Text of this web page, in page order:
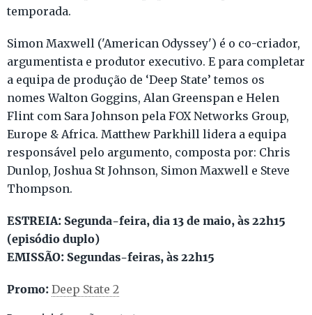
temporada.
Simon Maxwell ('American Odyssey') é o co-criador,
argumentista e produtor executivo. E para completar
a equipa de produção de ‘Deep State’ temos os
nomes Walton Goggins, Alan Greenspan e Helen
Flint com Sara Johnson pela FOX Networks Group,
Europe & Africa. Matthew Parkhill lidera a equipa
responsável pelo argumento, composta por: Chris
Dunlop, Joshua St Johnson, Simon Maxwell e Steve
Thompson.
ESTREIA: Segunda-feira, dia 13 de maio, às 22h15
(episódio duplo)
EMISSÃO: Segundas-feiras, às 22h15
Promo: Deep State 2